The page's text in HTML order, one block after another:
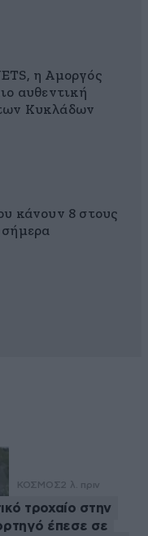
η Αμοργός
αυθεντική
Κυκλάδων
κάνουν 8 στους
σήμερα
ΚΟΣΜΟΣ2 λ. πριν
τροχαίο στην
έπεσε σε